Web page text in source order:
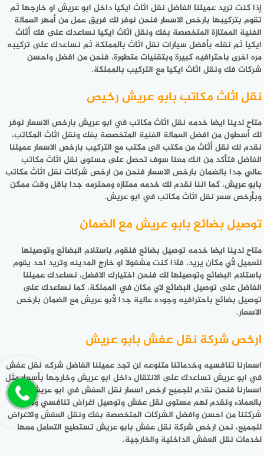
إذا كنت تريد عميلنا الفاضل نقل اثاث ايكيا داخل ابو عريش او خارجها ثم
تقوم بتركيبها بارخص الاسعار فنحن نوفر لك فريق عمل من أمهر العمالة
الفنية الممتازة المتخصصة بفك ونقل اثاث ايكيا نساعدك على فك أثاث
ايكيا ثم نقله بأفضل سيارات نقل اثاث بالمملكة ثم نساعدك على تركيبه
مره اخرى باحترافيه كبيرة وبتقنيات متطورة، فنحن من افضل واحسن
شركات فك ونقل اثاث ايكيا مع التركيب بالمملكة.
نقل اثاث مكاتب بابو عريش رخيص
متاح لدينا ايضا خدمه نقل اثاث مكاتب في ابو عريش بارخص الاسعار نوفر
لك أسطول من افضل العمالة الفنية المتخصصة بفك ونقل اثاث المكاتب،
نقدم لك نقل أثاث من مكتب الى مكتب مع التركيب بارخص الاسعار عميلنا
الفاضل فتأكد من انك معنا سوف تحصل على مستوى نقل اثاث مكاتب
عالي جدا بالضمان بارخص الاسعار فنحن من ارخص شركات نقل اثاث مكاتب
بابو عريش، كما اننا نقدم لك خدمه ممتازه ومحترمه جدا باقل وقت ممكن
وبأرخص سعر نقل اثاث مكاتب في ابو عريش.
توصيل بضائع بابو عريش مع الضمان
متاح لدينا ايضا خدمه توصيل بضائع فنقوم باستلام البضائع وتوصيلها
للعميل لأي مكان يريد، فاذا كنت مشغولا او خارج المدينه وتريد احد يقوم
باستلام البضائع وتوصيلها لك فنحن اختيارك الافضل، نساعدك عميلنا
الفاضل على توصيل البضائع لاي مكان في المملكة، كما نساعدك على
توصيل بضائع باحترافيه وجوده عالية جدا لأبو عريش مع الضمان بارخص
الاسعار.
ارخص شركة نقل عفش بابو عريش
اسعارنا تنافسيه وخدماتنا متنوعه لن تجد عميلنا الفاضل شركه نقل عفش
في ابو عريش تساعدك على الانتقال داخل ابو عريش وخارجها بأسعار مثل
اسعارنا فنحن نقدم للجميع ارخص اسعار نقل العفش في ابو عريش، نهتم
بالعملاء ونقدم لهم مستوى نقل عفش وتوصيل اغراض تنافسي وممتاز،
شركتنا من احسن وافضل الشركات المتخصصة بفك ونقل العفش والاغراض
للجميع، نحن ارخص شركة نقل عفش بابو عريش تستطيع التعامل معها
لخدمات نقل العفش الداخلية والخارجية.